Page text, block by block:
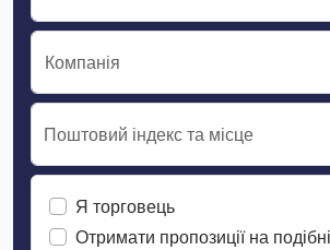
Компанія
Поштовий індекс та місце
Я торговець
Отримати пропозиції на